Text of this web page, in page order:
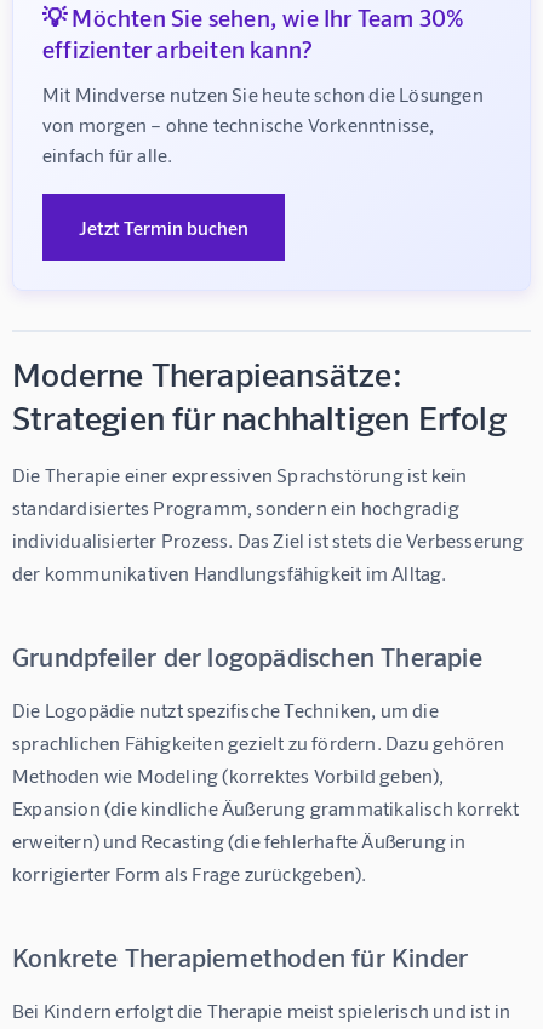
💡 Möchten Sie sehen, wie Ihr Team 30%
effizienter arbeiten kann?
Mit Mindverse nutzen Sie heute schon die Lösungen
von morgen – ohne technische Vorkenntnisse,
einfach für alle.
Jetzt Termin buchen
Moderne Therapieansätze:
Strategien für nachhaltigen Erfolg
Die Therapie einer expressiven Sprachstörung ist kein
standardisiertes Programm, sondern ein hochgradig
individualisierter Prozess. Das Ziel ist stets die Verbesserung
der kommunikativen Handlungsfähigkeit im Alltag.
Grundpfeiler der logopädischen Therapie
Die Logopädie nutzt spezifische Techniken, um die
sprachlichen Fähigkeiten gezielt zu fördern. Dazu gehören
Methoden wie Modeling (korrektes Vorbild geben),
Expansion (die kindliche Äußerung grammatikalisch korrekt
erweitern) und Recasting (die fehlerhafte Äußerung in
korrigierter Form als Frage zurückgeben).
Konkrete Therapiemethoden für Kinder
Bei Kindern erfolgt die Therapie meist spielerisch und ist in